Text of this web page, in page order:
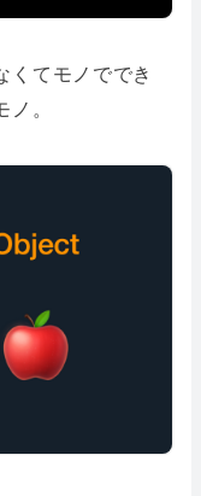
くてモノででき
。